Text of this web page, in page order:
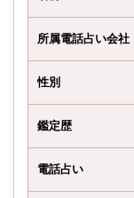
所属電話占い会社
性別
鑑定歴
電話占い